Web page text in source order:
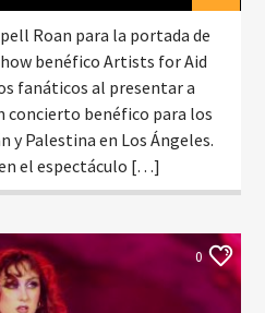
Roan para la portada de
benéfico Artists for Aid
fanáticos al presentar a
concierto benéfico para los
y Palestina en Los Ángeles.
el espectáculo […]
0